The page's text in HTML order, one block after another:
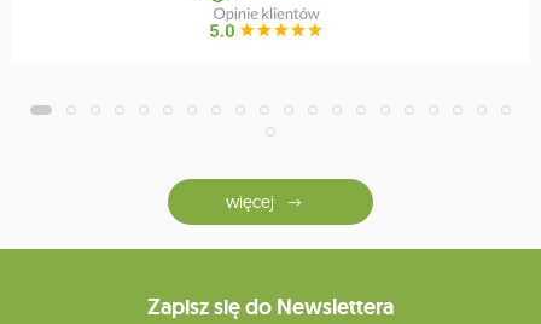
więcej
Zapisz się do Newslettera